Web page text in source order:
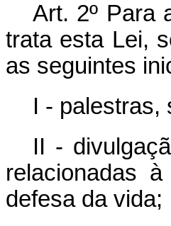
Art. 2º Para
trata esta Lei,
as seguintes
I - palestras,
II -
relacionadas
defesa da vida;